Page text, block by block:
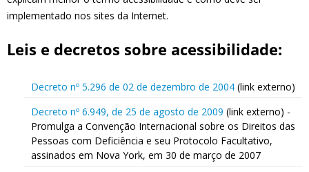
implementado nos sites da Internet.
Leis e decretos sobre acessibilidade:
Decreto nº 5.296 de 02 de dezembro de 2004 (link externo)
Decreto nº 6.949, de 25 de agosto de 2009 (link externo) -
Promulga a Convenção Internacional sobre os Direitos das
Pessoas com Deficiência e seu Protocolo Facultativo,
assinados em Nova York, em 30 de março de 2007